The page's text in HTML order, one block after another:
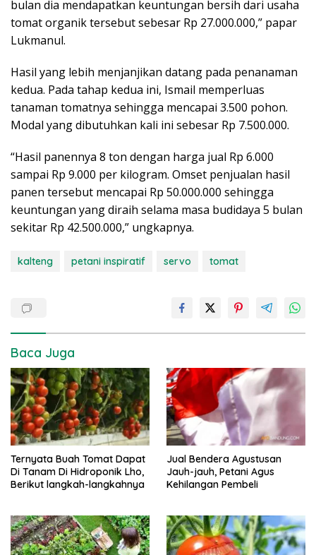
bulan dia mendapatkan keuntungan bersih dari usaha
tomat organik tersebut sebesar Rp 27.000.000,” papar
Lukmanul.
Hasil yang lebih menjanjikan datang pada penanaman
kedua. Pada tahap kedua ini, Ismail memperluas
tanaman tomatnya sehingga mencapai 3.500 pohon.
Modal yang dibutuhkan kali ini sebesar Rp 7.500.000.
“Hasil panennya 8 ton dengan harga jual Rp 6.000
sampai Rp 9.000 per kilogram. Omset penjualan hasil
panen tersebut mencapai Rp 50.000.000 sehingga
keuntungan yang diraih selama masa budidaya 5 bulan
sekitar Rp 42.500.000,” ungkapnya.
kalteng petani inspiratif servo tomat
Baca Juga
Ternyata Buah Tomat Dapat
Di Tanam Di Hidroponik Lho,
Berikut langkah-langkahnya
Jual Bendera Agustusan
Jauh-jauh, Petani Agus
Kehilangan Pembeli